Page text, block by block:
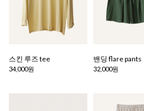
스킨 루즈 tee
34,000원
밴딩 flare pants
32,000원